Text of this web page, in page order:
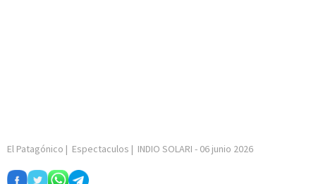
El Patagónico | Espectaculos | INDIO SOLARI - 06 junio 2026